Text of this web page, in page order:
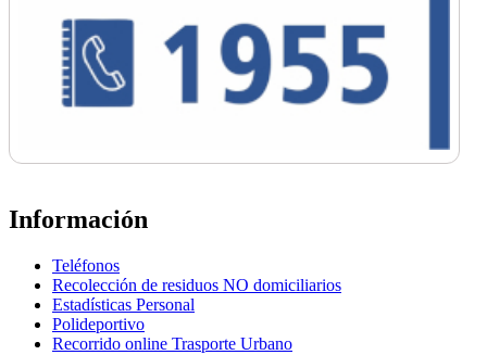
Información
Teléfonos
Recolección de residuos NO domiciliarios
Estadísticas Personal
Polideportivo
Recorrido online Trasporte Urbano